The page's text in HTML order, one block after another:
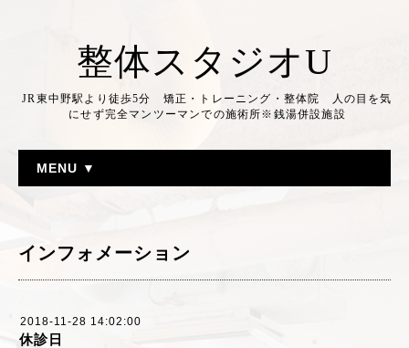
整体スタジオU
JR東中野駅より徒歩5分 矯正・トレーニング・整体院 人の目を気
にせず完全マンツーマンでの施術所※銭湯併設施設
MENU ▼
インフォメーション
2018-11-28 14:02:00
休診日